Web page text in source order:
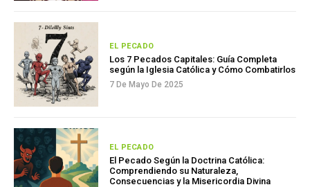
EL PECADO
Los 7 Pecados Capitales: Guía Completa
según la Iglesia Católica y Cómo Combatirlos
7 De Mayo De 2025
EL PECADO
El Pecado Según la Doctrina Católica:
Comprendiendo su Naturaleza,
Consecuencias y la Misericordia Divina